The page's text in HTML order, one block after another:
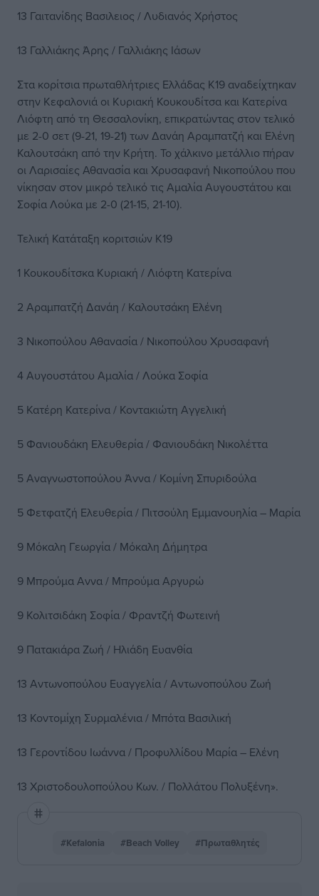
13 Γαιτανίδης Βασιλειος / Λυδιανός Χρήστος
13 Γαλλιάκης Άρης / Γαλλιάκης Ιάσων
Στα κορίτσια πρωταθλήτριες Ελλάδας Κ19 αναδείχτηκαν
στην Κεφαλονιά οι Κυριακή Κουκουδίτσα και Κατερίνα
Λιόφτη από τη Θεσσαλονίκη, επικρατώντας στον τελικό
με 2-0 σετ (9-21, 19-21) των Δανάη Αραμπατζή και Ελένη
Καλουτσάκη από την Κρήτη. Το χάλκινο μετάλλιο πήραν
οι Λαρισαίες Αθανασία και Χρυσαφανή Νικοπούλου που
νίκησαν στον μικρό τελικό τις Αμαλία Αυγουστάτου και
Σοφία Λούκα με 2-0 (21-15, 21-10).
Τελική Κατάταξη κοριτσιών Κ19
1 Κουκουδίτσκα Κυριακή / Λιόφτη Κατερίνα
2 Αραμπατζή Δανάη / Καλουτσάκη Ελένη
3 Νικοπούλου Αθανασία / Νικοπούλου Χρυσαφανή
4 Αυγουστάτου Αμαλία / Λούκα Σοφία
5 Κατέρη Κατερίνα / Κοντακιώτη Αγγελική
5 Φανιουδάκη Ελευθερία / Φανιουδάκη Νικολέττα
5 Αναγνωστοπούλου Άννα / Κομίνη Σπυριδούλα
5 Φετφατζή Ελευθερία / Πιτσούλη Εμμανουηλία – Μαρία
9 Μόκαλη Γεωργία / Μόκαλη Δήμητρα
9 Μπρούμα Αννα / Μπρούμα Αργυρώ
9 Κολιτσιδάκη Σοφία / Φραντζή Φωτεινή
9 Πατακιάρα Ζωή / Ηλιάδη Ευανθία
13 Αντωνοπούλου Ευαγγελία / Αντωνοπούλου Ζωή
13 Κοντομίχη Συρμαλένια / Μπότα Βασιλική
13 Γεροντίδου Ιωάννα / Προφυλλίδου Μαρία – Ελένη
13 Χριστοδουλοπούλου Κων. / Πολλάτου Πολυξένη».
#Kefalonia #Beach Volley #Πρωταθλητές